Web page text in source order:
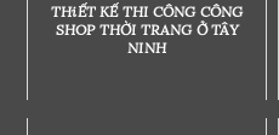
THiẾT KẾ THI CÔNG CÔNG
SHOP THỜI TRANG Ở TÂY
NINH